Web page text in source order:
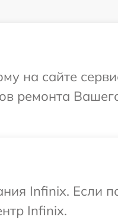
на сайте
ремонта
Infinix. Если
Infinix.